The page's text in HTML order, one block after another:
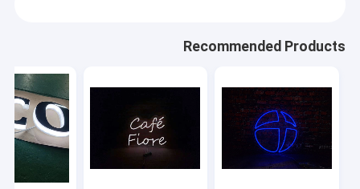
Recommended Products